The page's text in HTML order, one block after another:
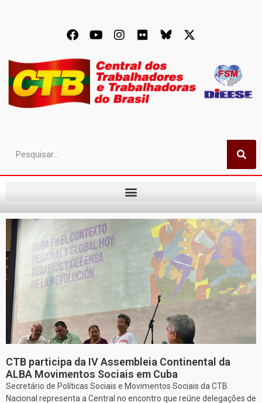
CTB participa da IV Assembleia Continental da
ALBA Movimentos Sociais em Cuba
Secretário de Políticas Sociais e Movimentos Sociais da CTB
Nacional representa a Central no encontro que reúne delegações de